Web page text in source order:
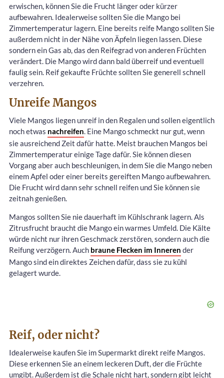
erwischen, können Sie die Frucht länger oder kürzer
aufbewahren. Idealerweise sollten Sie die Mango bei
Zimmertemperatur lagern. Eine bereits reife Mango sollten Sie
außerdem nicht in der Nähe von Äpfeln liegen lassen. Diese
sondern ein Gas ab, das den Reifegrad von anderen Früchten
verändert. Die Mango wird dann bald überreif und eventuell
faulig sein. Reif gekaufte Früchte sollten Sie generell schnell
verzehren.
Unreife Mangos
Viele Mangos liegen unreif in den Regalen und sollen eigentlich
noch etwas nachreifen . Eine Mango schmeckt nur gut, wenn
sie ausreichend Zeit dafür hatte. Meist brauchen Mangos bei
Zimmertemperatur einige Tage dafür. Sie können diesen
Vorgang aber auch beschleunigen, in dem Sie die Mango neben
einem Apfel oder einer bereits gereiften Mango aufbewahren.
Die Frucht wird dann sehr schnell reifen und Sie können sie
zeitnah genießen.
Mangos sollten Sie nie dauerhaft im Kühlschrank lagern. Als
Zitrusfrucht braucht die Mango ein warmes Umfeld. Die Kälte
würde nicht nur ihren Geschmack zerstören, sondern auch die
Reifung verzögern. Auch braune Flecken im Inneren der
Mango sind ein direktes Zeichen dafür, dass sie zu kühl
gelagert wurde.
Reif, oder nicht?
Idealerweise kaufen Sie im Supermarkt direkt reife Mangos.
Diese erkennen Sie an einem leckeren Duft, der die Früchte
umgibt. Außerdem ist die Schale nicht hart, sondern gibt leicht